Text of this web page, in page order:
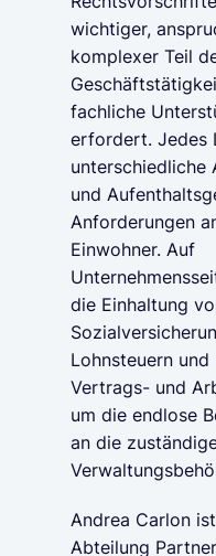
wichtiger,
komplexer Teil
fachliche
erfordert. Jedes
unterschiedliche
und
Anforderungen
Einwohner. Auf
die Einhaltung
Lohnsteuern
Vertrags- und
um die endlose
an die
Andrea Carlon
Abteilung